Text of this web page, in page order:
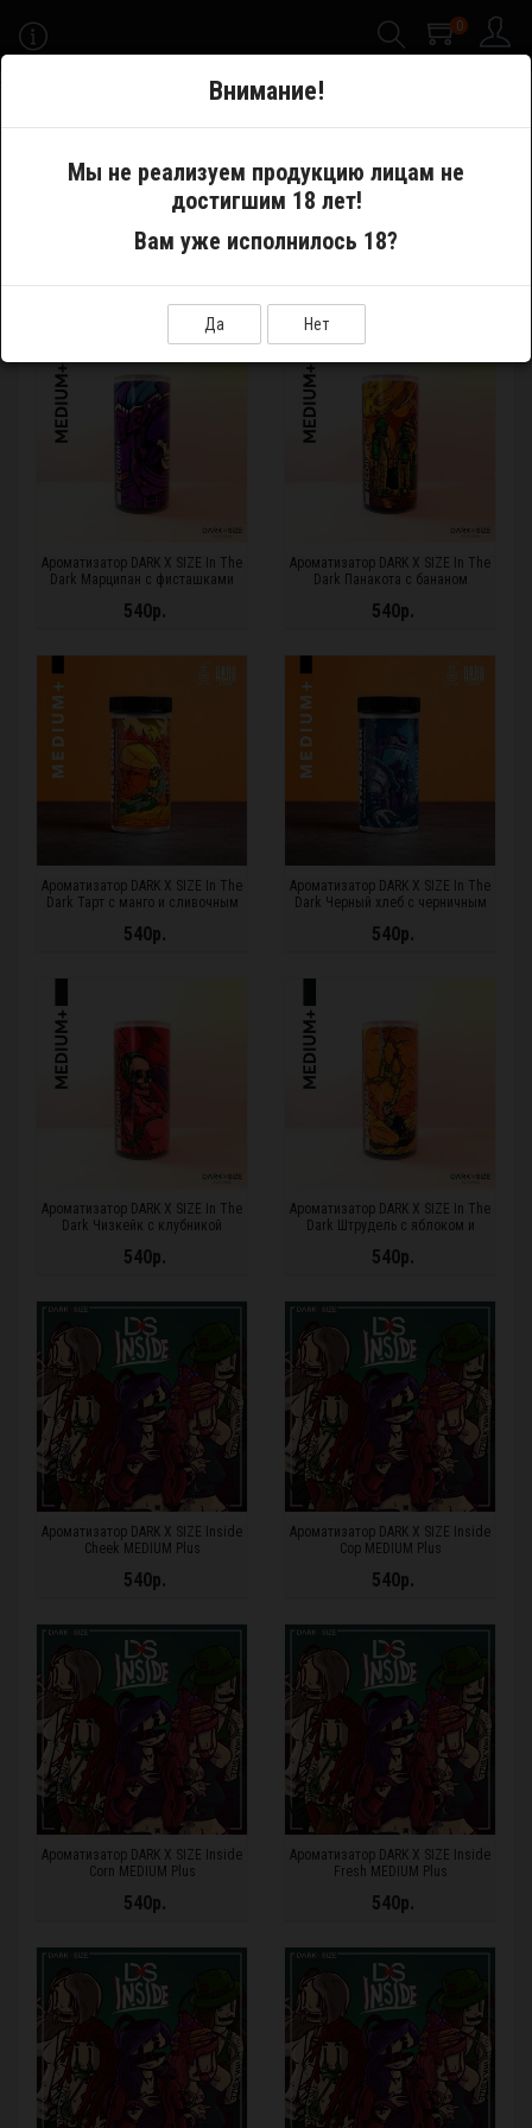
0
Меню
Показать: Сортировка:
Ароматизатор DARK X SIZE In The
Dark Марципан с фисташками
540р.
Ароматизатор DARK X SIZE In The
Dark Панакота с бананом
540р.
Ароматизатор DARK X SIZE In The
Dark Тарт с манго и сливочным
540р.
Ароматизатор DARK X SIZE In The
Dark Черный хлеб с черничным
540р.
Ароматизатор DARK X SIZE In The
Dark Чизкейк с клубникой
540р.
Ароматизатор DARK X SIZE In The
Dark Штрудель с яблоком и
540р.
Ароматизатор DARK X SIZE Inside
Cheek MEDIUM Plus
540р.
Ароматизатор DARK X SIZE Inside
Cop MEDIUM Plus
540р.
Ароматизатор DARK X SIZE Inside
Corn MEDIUM Plus
540р.
Ароматизатор DARK X SIZE Inside
Fresh MEDIUM Plus
540р.
Внимание!
Мы не реализуем продукцию лицам не
достигшим 18 лет!
Вам уже исполнилось 18?
Да Нет